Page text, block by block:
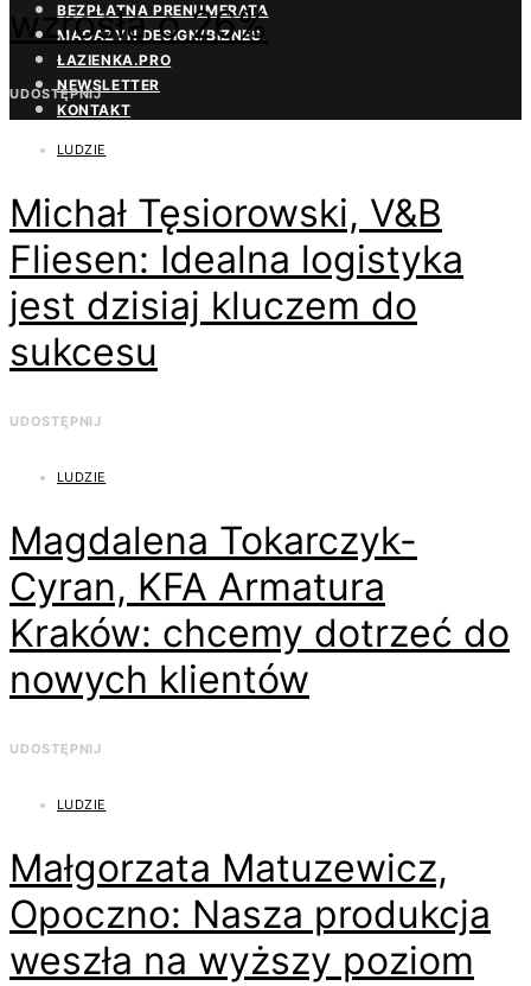
BEZPŁATNA PRENUMERATA
MAGAZYN DESIGN/BIZNES
ŁAZIENKA.PRO
NEWSLETTER
KONTAKT
wzrosła o 26%
UDOSTĘPNIJ
LUDZIE
Michał Tęsiorowski, V&B
Fliesen: Idealna logistyka
jest dzisiaj kluczem do
sukcesu
UDOSTĘPNIJ
LUDZIE
Magdalena Tokarczyk-
Cyran, KFA Armatura
Kraków: chcemy dotrzeć do
nowych klientów
UDOSTĘPNIJ
LUDZIE
Małgorzata Matuzewicz,
Opoczno: Nasza produkcja
weszła na wyższy poziom